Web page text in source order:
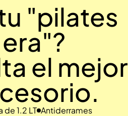
"pilates
era"?
el mejor
de 1.2 LT Antiderrames